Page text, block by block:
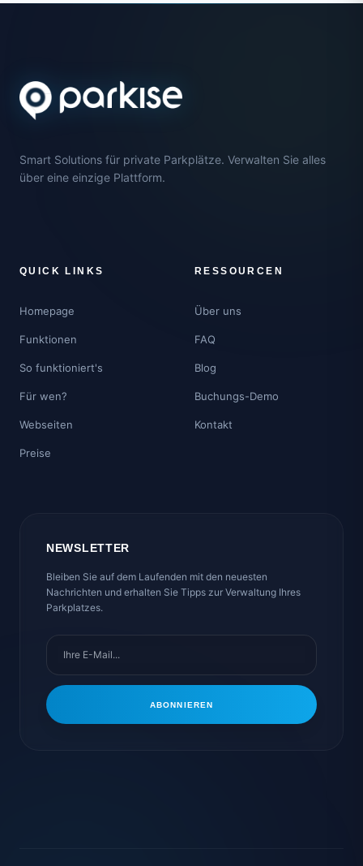
Smart Solutions für private Parkplätze. Verwalten Sie alles
über eine einzige Plattform.
QUICK LINKS
Homepage
Funktionen
So funktioniert's
Für wen?
Webseiten
Preise
RESSOURCEN
Über uns
FAQ
Blog
Buchungs-Demo
Kontakt
NEWSLETTER
Bleiben Sie auf dem Laufenden mit den neuesten
Nachrichten und erhalten Sie Tipps zur Verwaltung Ihres
Parkplatzes.
ABONNIEREN